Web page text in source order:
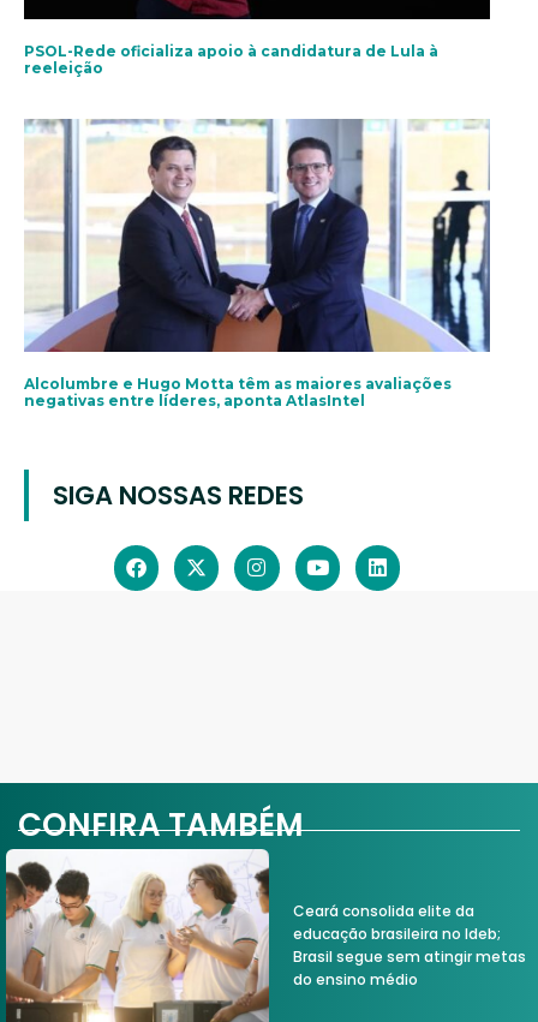
PSOL-Rede oficializa apoio à candidatura de Lula à
reeleição
Alcolumbre e Hugo Motta têm as maiores avaliações
negativas entre líderes, aponta AtlasIntel
SIGA NOSSAS REDES
CONFIRA TAMBÉM
Ceará consolida elite da
educação brasileira no Ideb;
Brasil segue sem atingir metas
do ensino médio